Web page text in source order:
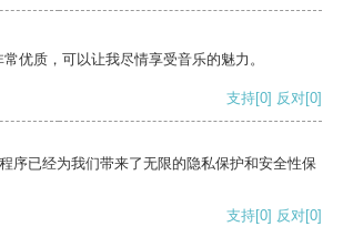
优质，可以让我尽情享受音乐的魅力。
支持[0] 反对[0]
序已经为我们带来了无限的隐私保护和安全性保
支持[0] 反对[0]